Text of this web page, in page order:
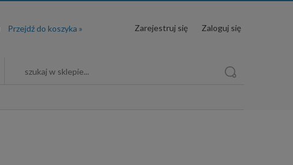
Zarejestruj się Zaloguj się